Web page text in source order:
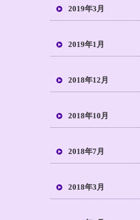
2019年3月
2019年1月
2018年12月
2018年10月
2018年7月
2018年3月